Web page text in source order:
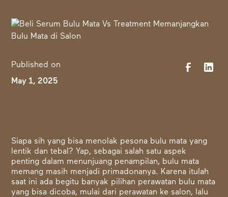
Published on
May 1, 2025
Siapa sih yang bisa menolak pesona bulu mata yang
lentik dan tebal? Yap, sebagai salah satu aspek
penting dalam menunjuang penampilan, bulu mata
memang masih menjadi primadonanya. Karena itulah
saat ini ada begitu banyak pilihan perawatan bulu mata
yang bisa dicoba, mulai dari perawatan ke salon, lalu